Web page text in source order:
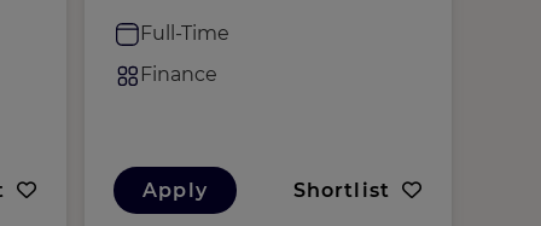
Full-Time
Finance
Apply Shortlist